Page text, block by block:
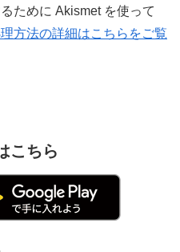
ために Akismet を使って
方法の詳細はこちらをご覧
こちら